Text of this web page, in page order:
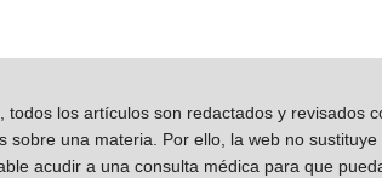
los artículos son redactados y revisados
una materia. Por ello, la web no
acudir a una consulta médica para que